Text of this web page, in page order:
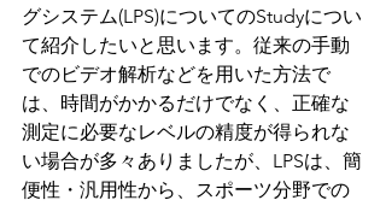
グシステム(LPS)についてのStudyについ
て紹介したいと思います。従来の手動
でのビデオ解析などを用いた方法で
は、時間がかかるだけでなく、正確な
測定に必要なレベルの精度が得られな
い場合が多々ありましたが、LPSは、簡
便性・汎用性から、スポーツ分野での